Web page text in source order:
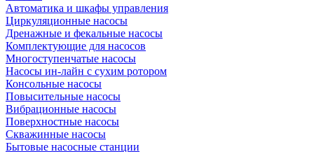
Автоматика и шкафы управления
Циркуляционные насосы
Дренажные и фекальные насосы
Комплектующие для насосов
Многоступенчатые насосы
Насосы ин-лайн с сухим ротором
Консольные насосы
Повысительные насосы
Вибрационные насосы
Поверхностные насосы
Скважинные насосы
Бытовые насосные станции